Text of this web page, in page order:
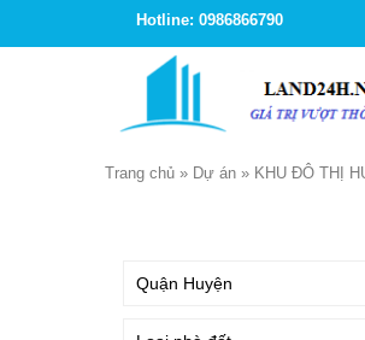
Hotline: 0986866790
Trang chủ » Dự án » KHU ĐÔ THỊ